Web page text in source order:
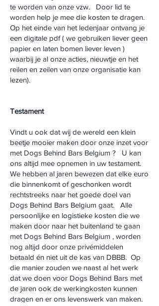
te worden van onze vzw. Door lid te
worden help je mee die kosten te dragen.
Op het einde van het ledenjaar ontvang je
een digitale pdf ( we gebruiken liever geen
papier en laten bomen liever leven )
waarbij je al onze acties, nieuwtje en het
reilen en zeilen van onze organisatie kan
lezen).
Testament
Vindt u ook dat wij de wereld een klein
beetje mooier maken door onze inzet voor
met Dogs Behind Bars Belgium ? U kan
ons altijd mee opnemen in uw testament.
We hebben al jaren bewezen dat elke euro
die binnenkomt of geschonken wordt
rechtstreeks naar het goede doel van
Dogs Behind Bars Belgium gaat. Alle
persoonlijke en logistieke kosten die we
maken door naar het buitenland te gaan
met Dogs Behind Bars Belgium , worden
nog altijd door onze privémiddelen
betaald én niet uit de kas van DBBB. Op
die manier zouden we naast al het werk
dat we doen voor Dogs Behind Bars met
de jaren ook de werkingkosten kunnen
dragen en er ons levenswerk van maken.